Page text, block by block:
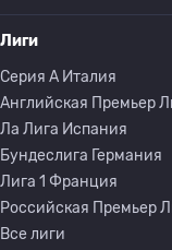
Лиги
Серия A Италия
Английская Премьер
Ла Лига Испания
Бундеслига Германия
Лига 1 Франция
Российская Премьер
Все лиги